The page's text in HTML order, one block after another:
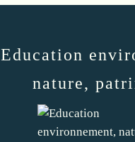
Education
nature,